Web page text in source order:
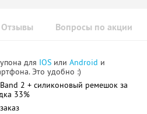
Отзывы Вопросы по акции
для IOS или Android и
Это удобно :)
2 + силиконовый ремешок за
33%